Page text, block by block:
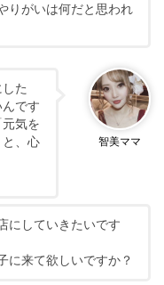
りがいは何だと思われ
智美ママ
た
です
気を
、心
にしていきたいです
に来て欲しいですか？